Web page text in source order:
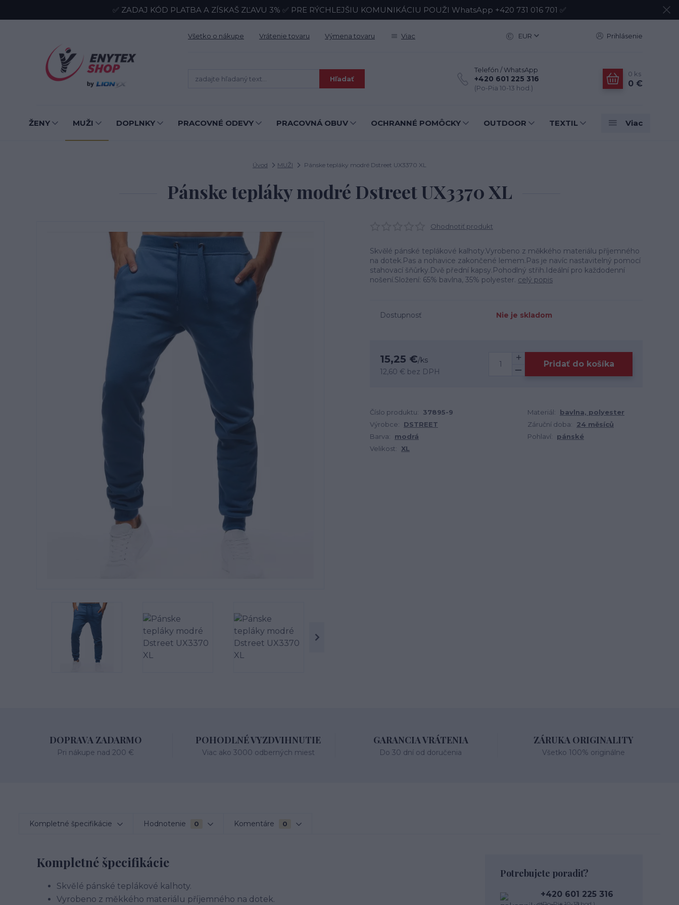
✅ ZADAJ KÓD PLATBA A ZÍSKAŠ ZĽAVU 3% ✅ PRE RÝCHLEJŠIU KOMUNIKÁCIU POUŽI WhatsApp +420 731 016 701 ✅
Všetko o nákupe Vrátenie tovaru Výmena tovaru Viac EUR Prihlásenie
Hľadať
Telefón / WhatsApp
+420 601 225 316
(Po-Pia 10-13 hod.)
0 ks
0 €
ŽENY MUŽI DOPLNKY PRACOVNÉ ODEVY PRACOVNÁ OBUV OCHRANNÉ POMÔCKY OUTDOOR TEXTIL Viac
Úvod MUŽI Pánske tepláky modré Dstreet UX3370 XL
Pánske tepláky modré Dstreet UX3370 XL
Ohodnotiť produkt
Skvělé pánské teplákové kalhoty.Vyrobeno z měkkého materiálu příjemného
na dotek.Pas a nohavice zakončené lemem.Pas je navíc nastavitelný pomocí
stahovací šňůrky.Dvě přední kapsy.Pohodlný střih.Ideální pro každodenní
nošení.Složení: 65% bavlna, 35% polyester. celý popis
Dostupnosť Nie je skladom
15,25 €/ks
12,60 € bez DPH
Pridať do košíka
Číslo produktu: 37895-9 Materiál:
bavlna, polyester
Výrobce:
DSTREET Záruční doba:
24 měsíců
Barva:
modrá Pohlaví:
pánské
Velikost:
XL
DOPRAVA ZADARMO
Pri nákupe nad 200 €
POHODLNÉ VYZDVIHNUTIE
Viac ako 3000 odberných miest
GARANCIA VRÁTENIA
Do 30 dní od doručenia
ZÁRUKA ORIGINALITY
Všetko 100% originálne
Kompletné špecifikácie Hodnotenie 0 Komentáre 0
Kompletné špecifikácie
Skvělé pánské teplákové kalhoty.
Vyrobeno z měkkého materiálu příjemného na dotek.
Potrebujete poradiť?
+420 601 225 316